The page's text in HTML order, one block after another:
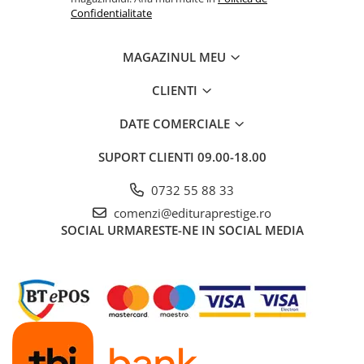
Literatura Universala
Carti cartonate
Din ograda
Povesti pe roti
Primele notiuni
Carti de colorat
Confidentialitate
MAGAZINUL MEU
CLIENTI
DATE COMERCIALE
SUPORT CLIENTI 09.00-18.00
0732 55 88 33
comenzi@edituraprestige.ro
SOCIAL URMARESTE-NE IN SOCIAL MEDIA